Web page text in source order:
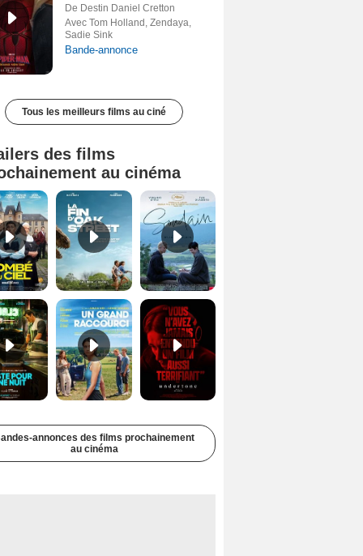
De Destin Daniel Cretton
Avec Tom Holland, Zendaya,
Sadie Sink
Bande-annonce
Tous les meilleurs films au ciné
des films
au cinéma
Tombé du ciel Bande-annonce VF La fin d’Oak Street Bande-annonce VO STFR
Juste pour une nuit Bande-annonce VO STFR Un grand raccourci Bande-annonce VF Undertone Bande-annonce VO STFR
annonces des films prochainement
au cinéma